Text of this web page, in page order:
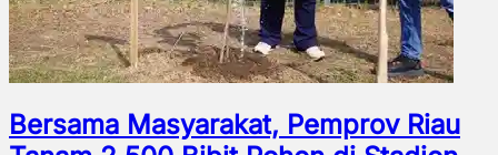
Bersama Masyarakat, Pemprov Riau